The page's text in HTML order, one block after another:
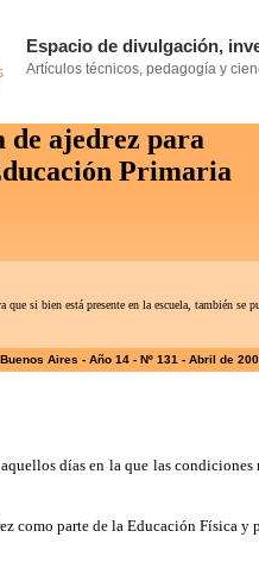
de ajedrez para
Primaria
bien está presente en la escuela, también se
Aires - Año 14 - Nº 131 - Abril de
días en la que las
parte de la Educación Física y